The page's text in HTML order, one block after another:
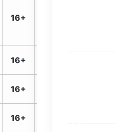
16+
16+
16+
16+